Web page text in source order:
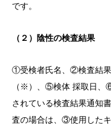
です。
（２）陰性の検査結果
①受検者氏名、②検査結
（※）、⑤検体 採取日、
されている検査結果通知
査の場合は、③使用した